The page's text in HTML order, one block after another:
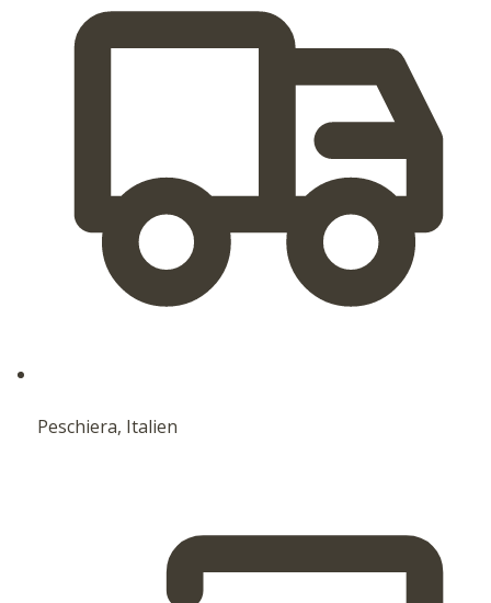
Peschiera, Italien